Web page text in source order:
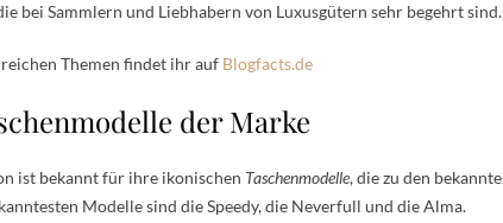
bei Sammlern und Liebhabern von Luxusgütern sehr begehrt sind.
Themen findet ihr auf Blogfacts.de
der Marke
ist bekannt für ihre ikonischen Taschenmodelle, die zu den
Modelle sind die Speedy, die Neverfull und die Alma.